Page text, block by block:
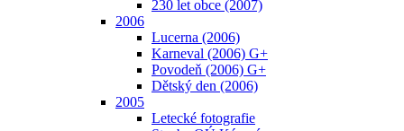
230 let obce (2007)
2006
Lucerna (2006)
Karneval (2006) G+
Povodeň (2006) G+
Dětský den (2006)
2005
Letecké fotografie